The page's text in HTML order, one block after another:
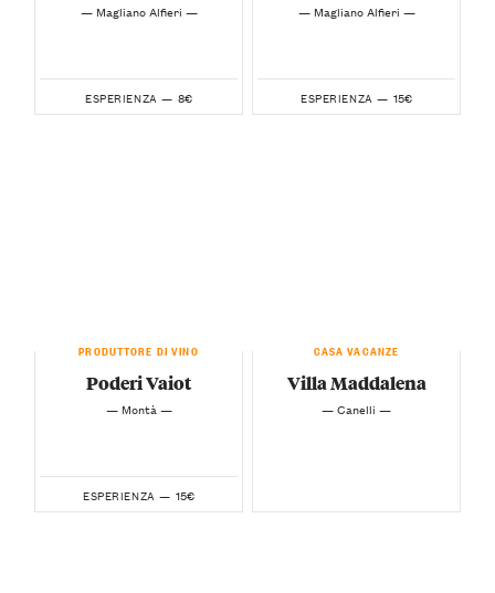
— Magliano Alfieri —
ESPERIENZA — 8€
— Magliano Alfieri —
ESPERIENZA — 15€
PRODUTTORE DI VINO
Poderi Vaiot
— Montà —
ESPERIENZA — 15€
CASA VACANZE
Villa Maddalena
— Canelli —